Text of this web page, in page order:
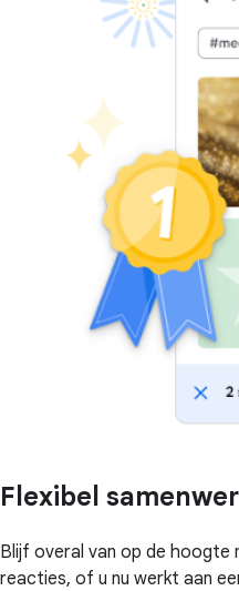
Flexibel
Blijf overal van op de hoogte
reacties, of u nu werkt aan